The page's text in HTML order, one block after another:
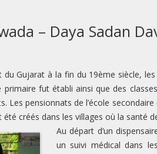
– Daya Sadan
du Gujarat à la fin du 19ème siècle,
primaire fut établi ainsi que des classes
Les pensionnats de l’école
été créés dans les villages où la santé
Au départ d’un
un suivi médical dans